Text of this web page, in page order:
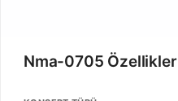
Nma-0705 Özellikler